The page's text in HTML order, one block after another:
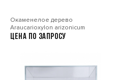
Окаменелое дерево
Araucarioxylon arizonicum
Цена по запросу